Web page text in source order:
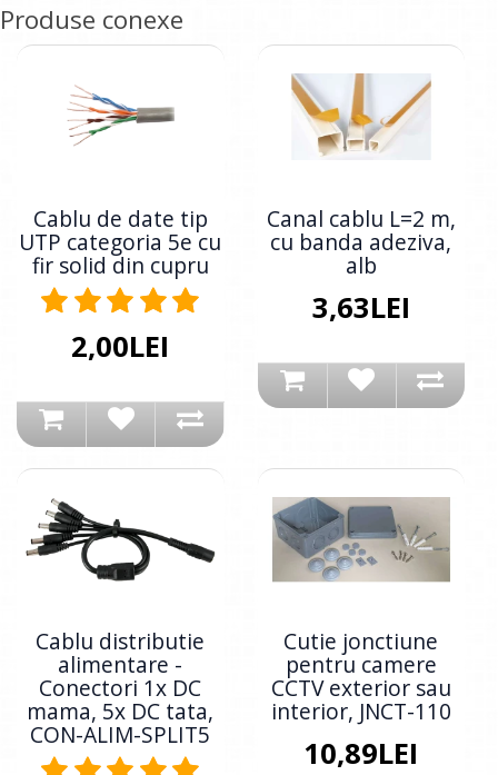
Produse conexe
Cablu de date tip
UTP categoria 5e cu
fir solid din cupru
2,00LEI
Canal cablu L=2 m,
cu banda adeziva,
alb
3,63LEI
Cablu distributie
alimentare -
Conectori 1x DC
mama, 5x DC tata,
CON-ALIM-SPLIT5
Cutie jonctiune
pentru camere
CCTV exterior sau
interior, JNCT-110
10,89LEI